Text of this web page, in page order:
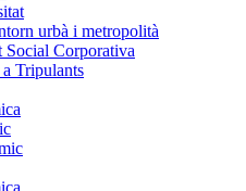
urbà i metropolità
Social Corporativa
Tripulants